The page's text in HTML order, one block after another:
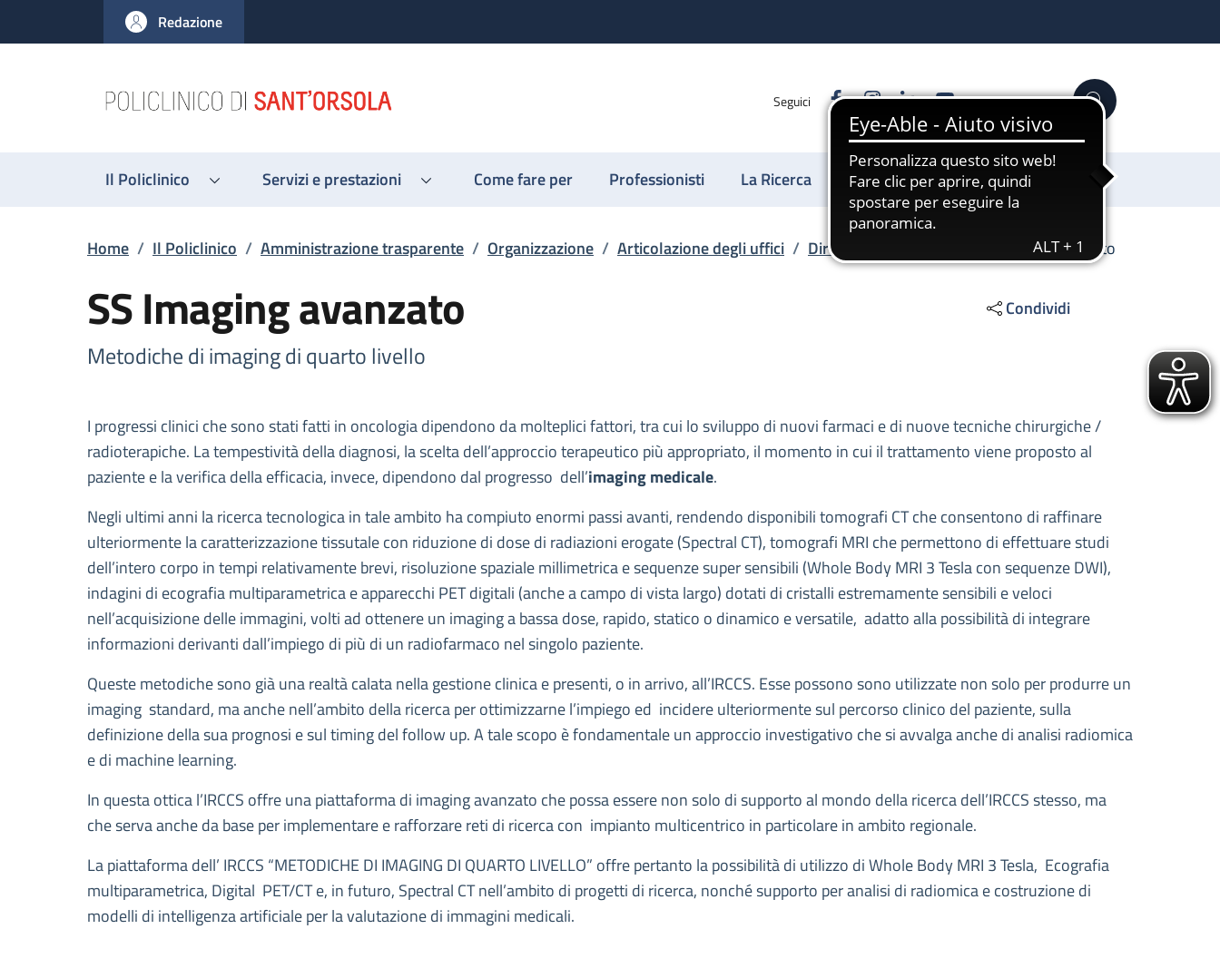
al contenuto principale
to footer content
Redazione
Seguici FacebookInstagram
LinkedinYouTube Cerca
Il Policlinico Servizi e prestazioni Come fare per Professionisti La Ricerca Sostienici
Briciole di pane
Home / Il Policlinico / Amministrazione trasparente / Organizzazione / Articolazione degli uffici / Direzione Scientifica SS Imaging avanzato
SS Imaging avanzato
Metodiche di imaging di quarto livello
Condividi
Descrizione
I progressi clinici che sono stati fatti in oncologia dipendono da molteplici fattori, tra cui lo sviluppo di nuovi farmaci e di nuove tecniche chirurgiche /
radioterapiche. La tempestività della diagnosi, la scelta dell’approccio terapeutico più appropriato, il momento in cui il trattamento viene proposto al
paziente e la verifica della efficacia, invece, dipendono dal progresso dell’imaging medicale.
Negli ultimi anni la ricerca tecnologica in tale ambito ha compiuto enormi passi avanti, rendendo disponibili tomografi CT che consentono di raffinare
ulteriormente la caratterizzazione tissutale con riduzione di dose di radiazioni erogate (Spectral CT), tomografi MRI che permettono di effettuare studi
dell’intero corpo in tempi relativamente brevi, risoluzione spaziale millimetrica e sequenze super sensibili (Whole Body MRI 3 Tesla con sequenze DWI),
indagini di ecografia multiparametrica e apparecchi PET digitali (anche a campo di vista largo) dotati di cristalli estremamente sensibili e veloci
nell’acquisizione delle immagini, volti ad ottenere un imaging a bassa dose, rapido, statico o dinamico e versatile, adatto alla possibilità di integrare
informazioni derivanti dall’impiego di più di un radiofarmaco nel singolo paziente.
Queste metodiche sono già una realtà calata nella gestione clinica e presenti, o in arrivo, all’IRCCS. Esse possono sono utilizzate non solo per produrre un
imaging standard, ma anche nell’ambito della ricerca per ottimizzarne l’impiego ed incidere ulteriormente sul percorso clinico del paziente, sulla
definizione della sua prognosi e sul timing del follow up. A tale scopo è fondamentale un approccio investigativo che si avvalga anche di analisi radiomica
e di machine learning.
In questa ottica l’IRCCS offre una piattaforma di imaging avanzato che possa essere non solo di supporto al mondo della ricerca dell’IRCCS stesso, ma
che serva anche da base per implementare e rafforzare reti di ricerca con impianto multicentrico in particolare in ambito regionale.
La piattaforma dell’ IRCCS “METODICHE DI IMAGING DI QUARTO LIVELLO” offre pertanto la possibilità di utilizzo di Whole Body MRI 3 Tesla, Ecografia
multiparametrica, Digital PET/CT e, in futuro, Spectral CT nell’ambito di progetti di ricerca, nonché supporto per analisi di radiomica e costruzione di
modelli di intelligenza artificiale per la valutazione di immagini medicali.